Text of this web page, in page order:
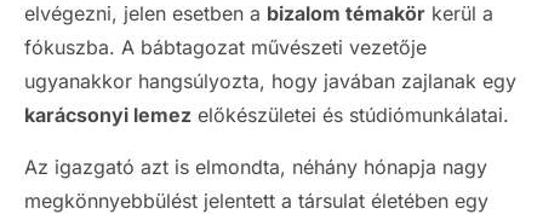
elvégezni, jelen esetben a bizalom témakör kerül a
fókuszba. A bábtagozat művészeti vezetője
ugyanakkor hangsúlyozta, hogy javában zajlanak egy
karácsonyi lemez előkészületei és stúdiómunkálatai.
Az igazgató azt is elmondta, néhány hónapja nagy
megkönnyebbülést jelentett a társulat életében egy